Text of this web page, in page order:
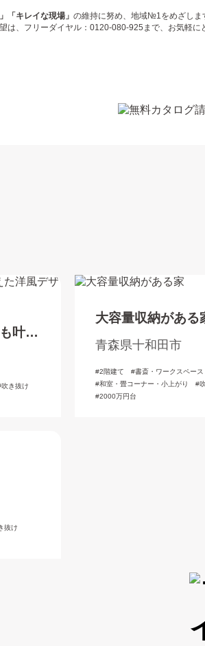
「キレイな現場」 の維持に努め、地域№1をめざしま
は、フリーダイヤル：0120-080-925まで、お気軽に
叶え
吹き抜け
大容量収納がある
青森県十和田市
2階建て
書斎・ワークスペース
和室・畳コーナー・小上がり
2000万円台
抜け